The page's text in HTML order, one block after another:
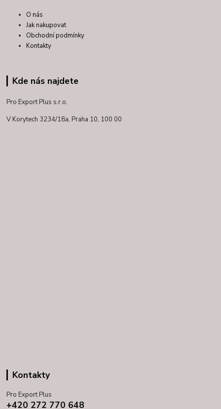
O nás
Jak nakupovat
Obchodní podmínky
Kontakty
Kde nás najdete
Pro Export Plus s.r.o.
V Korytech 3234/18a, Praha 10, 100 00
Kontakty
Pro Export Plus
+420 272 770 648